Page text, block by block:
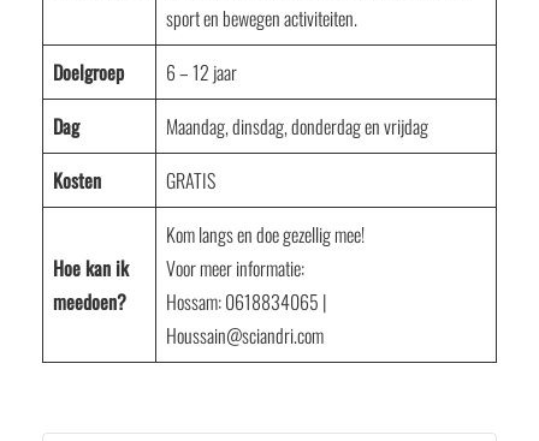
sport en bewegen activiteiten.
Doelgroep
6 – 12 jaar
Dag
Maandag, dinsdag, donderdag en vrijdag
Kosten
GRATIS
Hoe kan ik
meedoen?
Kom langs en doe gezellig mee!
Voor meer informatie:
Hossam: 0618834065 |
Houssain@sciandri.com